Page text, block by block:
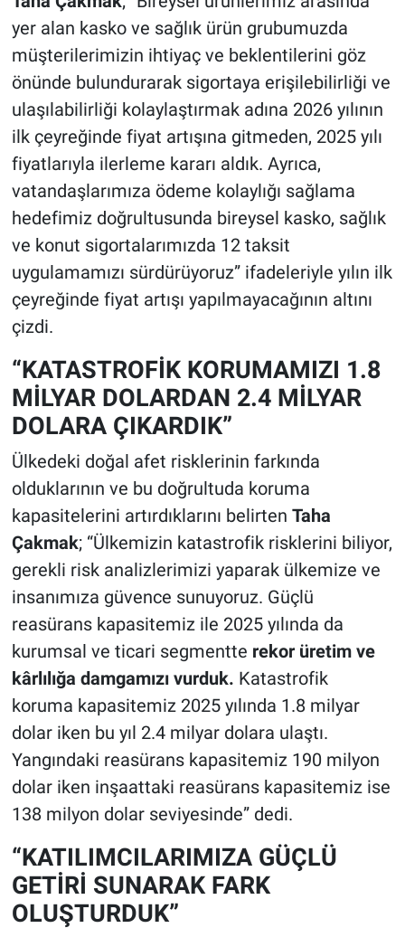
yer alan kasko ve sağlık ürün grubumuzda
müşterilerimizin ihtiyaç ve beklentilerini göz
önünde bulundurarak sigortaya erişilebilirliği ve
ulaşılabilirliği kolaylaştırmak adına 2026 yılının
ilk çeyreğinde fiyat artışına gitmeden, 2025 yılı
fiyatlarıyla ilerleme kararı aldık. Ayrıca,
vatandaşlarımıza ödeme kolaylığı sağlama
hedefimiz doğrultusunda bireysel kasko, sağlık
ve konut sigortalarımızda 12 taksit
uygulamamızı sürdürüyoruz” ifadeleriyle yılın ilk
çeyreğinde fiyat artışı yapılmayacağının altını
çizdi.
“KATASTROFİK KORUMAMIZI 1.8
MİLYAR DOLARDAN 2.4 MİLYAR
DOLARA ÇIKARDIK”
Ülkedeki doğal afet risklerinin farkında
olduklarının ve bu doğrultuda koruma
kapasitelerini artırdıklarını belirten Taha
Çakmak; “Ülkemizin katastrofik risklerini biliyor,
gerekli risk analizlerimizi yaparak ülkemize ve
insanımıza güvence sunuyoruz. Güçlü
reasürans kapasitemiz ile 2025 yılında da
kurumsal ve ticari segmentte rekor üretim ve
kârlılığa damgamızı vurduk. Katastrofik
koruma kapasitemiz 2025 yılında 1.8 milyar
dolar iken bu yıl 2.4 milyar dolara ulaştı.
Yangındaki reasürans kapasitemiz 190 milyon
dolar iken inşaattaki reasürans kapasitemiz ise
138 milyon dolar seviyesinde” dedi.
“KATILIMCILARIMIZA GÜÇLÜ
GETİRİ SUNARAK FARK
OLUŞTURDUK”